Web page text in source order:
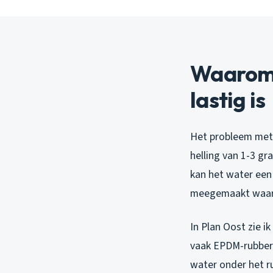
lastig is
Het probleem
helling van 1-3
kan het water
meegemaakt
In Plan Oost zie
vaak EPDM-
water onder het